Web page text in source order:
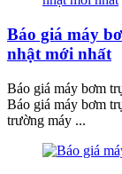
Báo giá máy
nhật mới nhất
Báo giá máy bơm
Báo giá máy bơm
trường máy ...